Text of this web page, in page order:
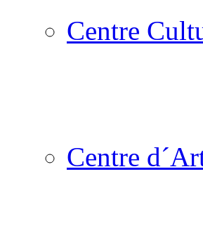
Centre
Centre